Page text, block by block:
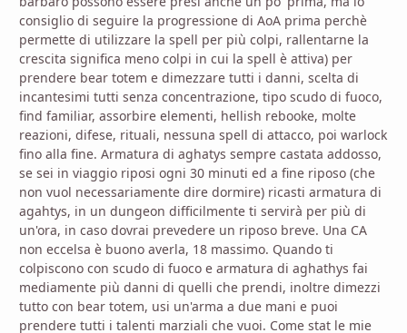
consiglio di seguire la progressione di AoA prima perchè
permette di utilizzare la spell per più colpi, rallentarne la
crescita significa meno colpi in cui la spell è attiva) per
prendere bear totem e dimezzare tutti i danni, scelta di
incantesimi tutti senza concentrazione, tipo scudo di fuoco,
find familiar, assorbire elementi, hellish rebooke, molte
reazioni, difese, rituali, nessuna spell di attacco, poi warlock
fino alla fine. Armatura di aghatys sempre castata addosso,
se sei in viaggio riposi ogni 30 minuti ed a fine riposo (che
non vuol necessariamente dire dormire) ricasti armatura di
agahtys, in un dungeon difficilmente ti servirà per più di
un'ora, in caso dovrai prevedere un riposo breve. Una CA
non eccelsa è buono averla, 18 massimo. Quando ti
colpiscono con scudo di fuoco e armatura di aghathys fai
mediamente più danni di quelli che prendi, inoltre dimezzi
tutto con bear totem, usi un'arma a due mani e puoi
prendere tutti i talenti marziali che vuoi. Come stat le mie